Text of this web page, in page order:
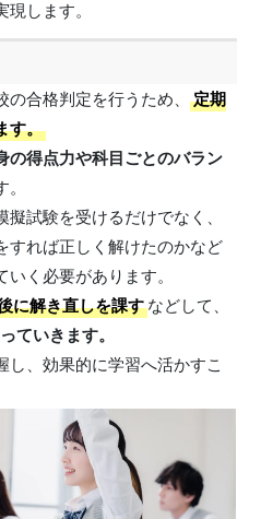
します。
合格判定を行うため、
定期
す。
の得点力や科目ごとのバラン
試験を受けるだけでなく、
すれば正しく解けたのかなど
く必要があります。
に解き直しを課すなどして、
ていきます。
し、効果的に学習へ活かすこ